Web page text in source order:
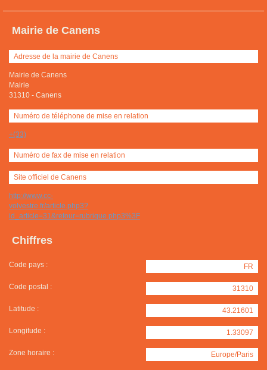
Mairie de Canens
Adresse de la mairie de Canens
Mairie de Canens
Mairie
31310 - Canens
Numéro de téléphone de mise en relation
+(33)
Numéro de fax de mise en relation
Site officiel de Canens
http://www.cc-
volvestre.fr/article.php3?
id_article=31&retour=rubrique.php3%3F
Chiffres
Code pays : FR
Code postal : 31310
Latitude : 43.21601
Longitude : 1.33097
Zone horaire : Europe/Paris